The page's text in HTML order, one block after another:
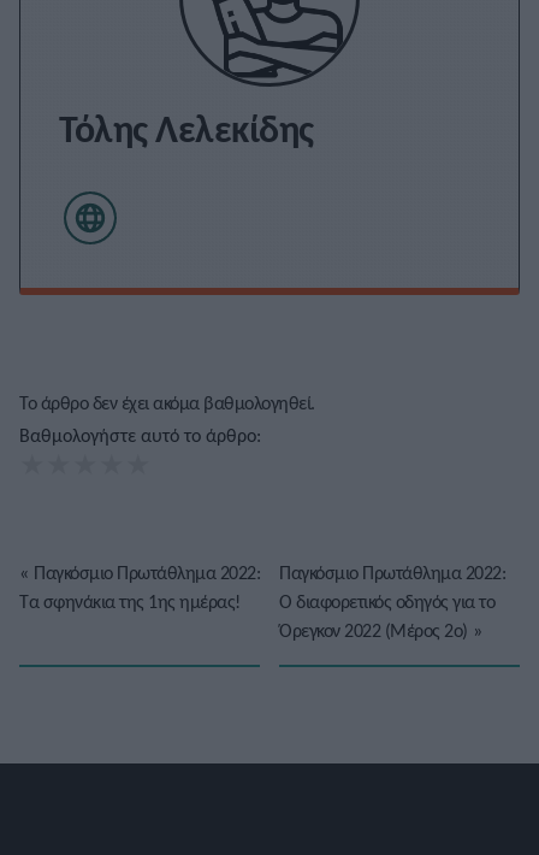
Τόλης Λελεκίδης
Το άρθρο δεν έχει ακόμα βαθμολογηθεί.
Βαθμολογήστε αυτό το άρθρο:
« Παγκόσμιο Πρωτάθλημα 2022:
Τα σφηνάκια της 1ης ημέρας!
Παγκόσμιο Πρωτάθλημα 2022:
Ο διαφορετικός οδηγός για το
Όρεγκον 2022 (Μέρος 2ο) »